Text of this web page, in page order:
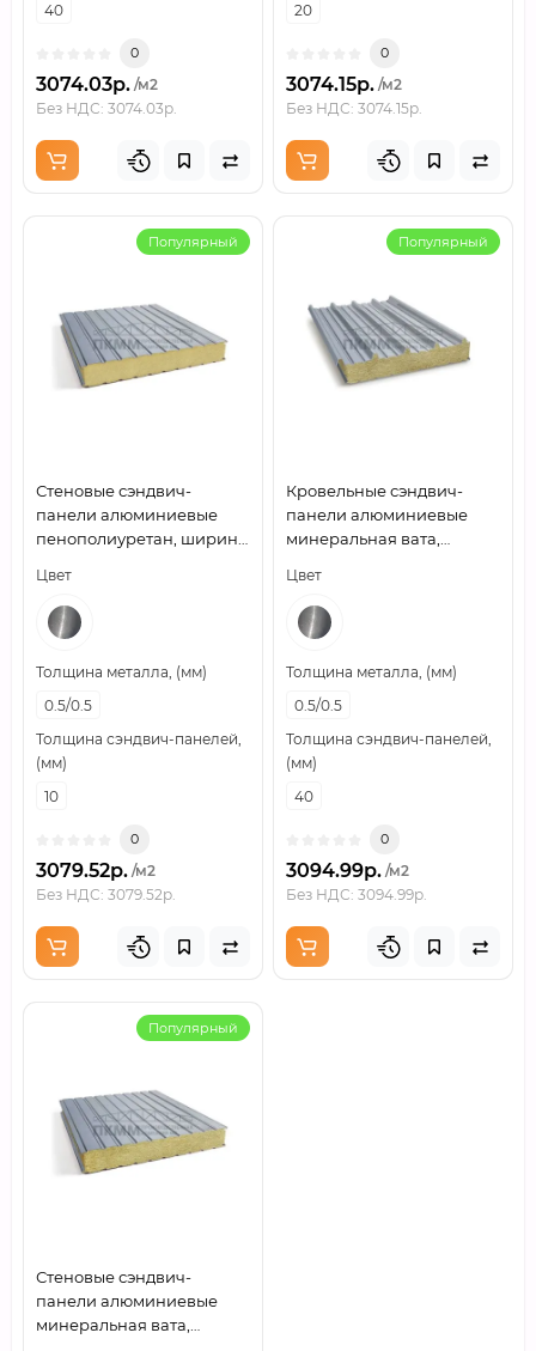
40
0
3074.03р. /м2
Без НДС: 3074.03р.
20
0
3074.15р. /м2
Без НДС: 3074.15р.
Популярный
Стеновые сэндвич-
панели алюминиевые
пенополиуретан, ширина
0.5/0.5
Цвет
Толщина металла, (мм)
0.5/0.5
Толщина сэндвич-панелей,
(мм)
10
0
3079.52р. /м2
Без НДС: 3079.52р.
Популярный
Кровельные сэндвич-
панели алюминиевые
минеральная вата,
40 мм, 0.5/0.5
Цвет
Толщина металла, (мм)
0.5/0.5
Толщина сэндвич-панелей,
(мм)
40
0
3094.99р. /м2
Без НДС: 3094.99р.
Популярный
Стеновые сэндвич-
панели алюминиевые
минеральная вата,